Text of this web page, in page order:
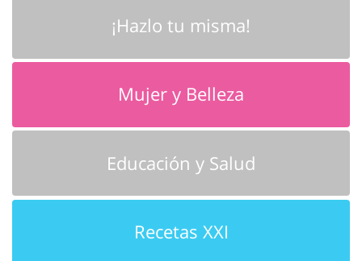
¡Hazlo tu misma!
Mujer y Belleza
Educación y Salud
Recetas XXI